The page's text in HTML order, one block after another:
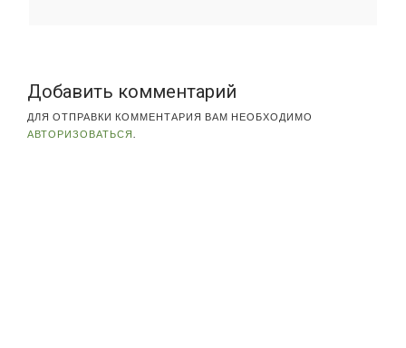
Добавить комментарий
ДЛЯ ОТПРАВКИ КОММЕНТАРИЯ ВАМ НЕОБХОДИМО
АВТОРИЗОВАТЬСЯ